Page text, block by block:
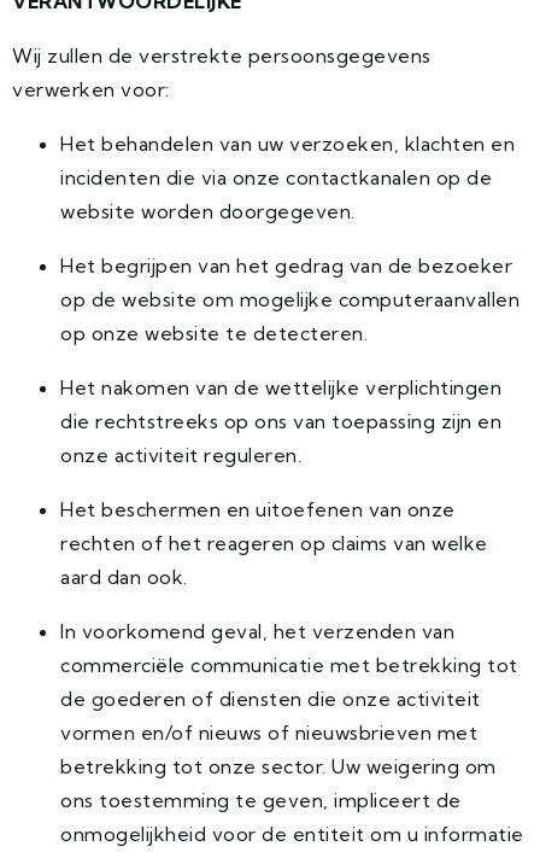
Wij zullen de verstrekte persoonsgegevens
verwerken voor:
Het behandelen van uw verzoeken, klachten en
incidenten die via onze contactkanalen op de
website worden doorgegeven.
Het begrijpen van het gedrag van de bezoeker
op de website om mogelijke computeraanvallen
op onze website te detecteren.
Het nakomen van de wettelijke verplichtingen
die rechtstreeks op ons van toepassing zijn en
onze activiteit reguleren.
Het beschermen en uitoefenen van onze
rechten of het reageren op claims van welke
aard dan ook.
In voorkomend geval, het verzenden van
commerciële communicatie met betrekking tot
de goederen of diensten die onze activiteit
vormen en/of nieuws of nieuwsbrieven met
betrekking tot onze sector. Uw weigering om
ons toestemming te geven, impliceert de
onmogelijkheid voor de entiteit om u informatie